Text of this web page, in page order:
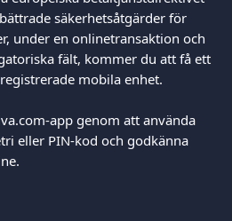
säkerhetsåtgärder för
under en onlinetransaktion och
fält, kommer du att få ett
mobila enhet.
app genom att använda
eller PIN-kod och godkänna